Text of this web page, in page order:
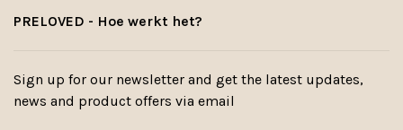
PRELOVED - Hoe werkt het?
Sign up for our newsletter and get the latest updates,
news and product offers via email